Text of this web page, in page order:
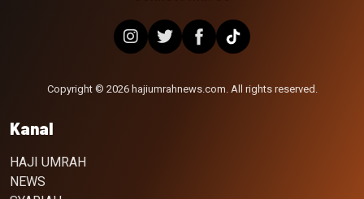
Copyright © 2026 hajiumrahnews.com. All rights reserved.
Kanal
HAJI UMRAH
NEWS